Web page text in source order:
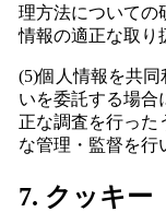
理方法についての
情報の適正な取り
(5)個人情報を共
いを委託する場合
正な調査を行った
な管理・監督を行
7. クッキー